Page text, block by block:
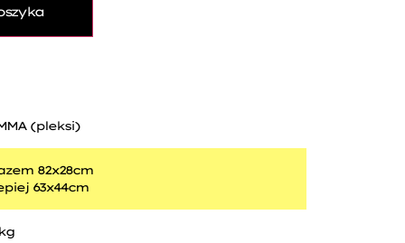
(pleksi)
82x28cm
63x44cm